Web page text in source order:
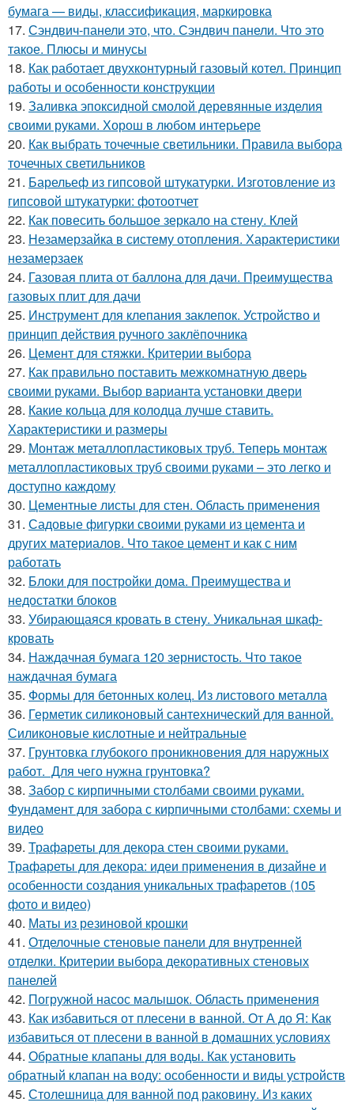
бумага — виды, классификация, маркировка
17. Сэндвич-панели это, что. Сэндвич панели. Что это
такое. Плюсы и минусы
18. Как работает двухконтурный газовый котел. Принцип
работы и особенности конструкции
19. Заливка эпоксидной смолой деревянные изделия
своими руками. Хорош в любом интерьере
20. Как выбрать точечные светильники. Правила выбора
точечных светильников
21. Барельеф из гипсовой штукатурки. Изготовление из
гипсовой штукатурки: фотоотчет
22. Как повесить большое зеркало на стену. Клей
23. Незамерзайка в систему отопления. Характеристики
незамерзаек
24. Газовая плита от баллона для дачи. Преимущества
газовых плит для дачи
25. Инструмент для клепания заклепок. Устройство и
принцип действия ручного заклёпочника
26. Цемент для стяжки. Критерии выбора
27. Как правильно поставить межкомнатную дверь
своими руками. Выбор варианта установки двери
28. Какие кольца для колодца лучше ставить.
Характеристики и размеры
29. Монтаж металлопластиковых труб. Теперь монтаж
металлопластиковых труб своими руками – это легко и
доступно каждому
30. Цементные листы для стен. Область применения
31. Садовые фигурки своими руками из цемента и
других материалов. Что такое цемент и как с ним
работать
32. Блоки для постройки дома. Преимущества и
недостатки блоков
33. Убирающаяся кровать в стену. Уникальная шкаф-
кровать
34. Наждачная бумага 120 зернистость. Что такое
наждачная бумага
35. Формы для бетонных колец. Из листового металла
36. Герметик силиконовый сантехнический для ванной.
Силиконовые кислотные и нейтральные
37. Грунтовка глубокого проникновения для наружных
работ. Для чего нужна грунтовка?
38. Забор с кирпичными столбами своими руками.
Фундамент для забора с кирпичными столбами: схемы и
видео
39. Трафареты для декора стен своими руками.
Трафареты для декора: идеи применения в дизайне и
особенности создания уникальных трафаретов (105
фото и видео)
40. Маты из резиновой крошки
41. Отделочные стеновые панели для внутренней
отделки. Критерии выбора декоративных стеновых
панелей
42. Погружной насос малышок. Область применения
43. Как избавиться от плесени в ванной. От А до Я: Как
избавиться от плесени в ванной в домашних условиях
44. Обратные клапаны для воды. Как установить
обратный клапан на воду: особенности и виды устройств
45. Столешница для ванной под раковину. Из каких